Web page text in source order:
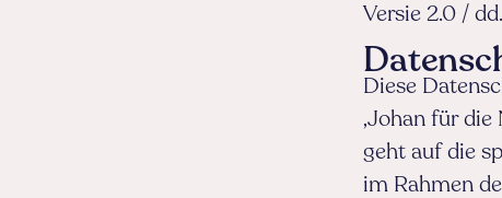
Versie 2.0 /
Diese
‚Johan für die
geht auf die
im Rahmen